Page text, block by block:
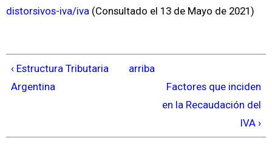
distorsivos-iva/iva (Consultado el 13 de Mayo de 2021)
‹ Estructura Tributaria
Argentina
arriba
Factores que inciden
en la Recaudación del
IVA ›